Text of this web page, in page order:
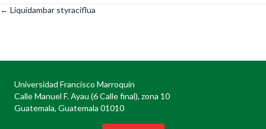
Posts
← Liquidambar styraciflua
Universidad Francisco Marroquín
Calle Manuel F. Ayau (6 Calle final), zona 10
Guatemala, Guatemala 01010